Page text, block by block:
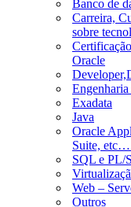
Banco de
Carreira,
sobre
Oracle
Exadata
Java
Oracle
Suite, etc…
SQL e PL/
Web –
Outros